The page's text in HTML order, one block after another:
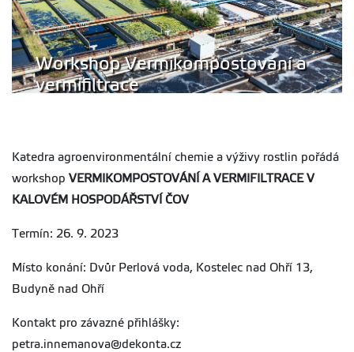
Workshop Vermikompostování a
vermifiltrace
Katedra agroenvironmentální chemie a výživy rostlin pořádá
workshop VERMIKOMPOSTOVÁNÍ A VERMIFILTRACE V
KALOVÉM HOSPODÁŘSTVÍ ČOV
Termín: 26. 9. 2023
Místo konání: Dvůr Perlová voda, Kostelec nad Ohří 13,
Budyně nad Ohří
Kontakt pro závazné přihlášky:
petra.innemanova@dekonta.cz